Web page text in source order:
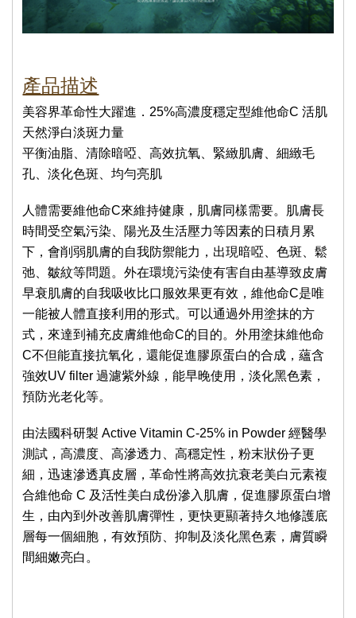
產品描述
美容界革命性大躍進．25%高濃度穩定型維他命C 活肌
天然淨白淡斑力量
平衡油脂、清除暗啞、高效抗氧、緊緻肌膚、細緻毛
孔、淡化色斑、均勻亮肌
人體需要維他命C來維持健康，肌膚同樣需要。肌膚長
時間受空氣污染、陽光及生活壓力等因素的日積月累
下，會削弱肌膚的自我防禦能力，出現暗啞、色斑、鬆
弛、皺紋等問題。外在環境污染使有害自由基導致皮膚
早衰肌膚的自我吸收比口服效果更有效，維他命C是唯
一能被人體直接利用的形式。可以通過外用塗抹的方
式，來達到補充皮膚維他命C的目的。外用塗抹維他命
C不但能直接抗氧化，還能促進膠原蛋白的合成，蘊含
強效UV filter 過濾紫外線，能早晚使用，淡化黑色素，
預防光老化等。
由法國科研製 Active Vitamin C-25% in Powder 經醫學
測試，高濃度、高滲透力、高穩定性，粉末狀份子更
細，迅速滲透真皮層，革命性將高效抗衰老美白元素複
合維他命 C 及活性美白成份滲入肌膚，促進膠原蛋白增
生，由內到外改善肌膚彈性，更快更顯著持久地修護底
層每一個細胞，有效預防、抑制及淡化黑色素，膚質瞬
間細嫩亮白。